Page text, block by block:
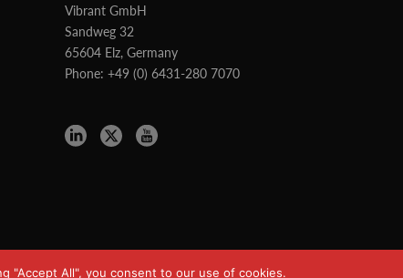
Vibrant GmbH
Sandweg 32
65604 Elz, Germany
Phone: +49 (0) 6431-280 7070
"Accept All", you consent to our use of cookies.